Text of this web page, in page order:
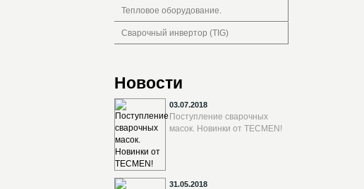
Тепловое оборудование.
Сварочный инвертор (TIG)
Новости
03.07.2018
Поступление сварочных
масок. Новинки от TECMEN!
31.05.2018